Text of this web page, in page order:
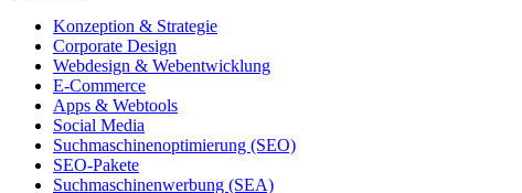
Konzeption & Strategie
Corporate Design
Webdesign & Webentwicklung
E-Commerce
Apps & Webtools
Social Media
Suchmaschinenoptimierung (SEO)
SEO-Pakete
Suchmaschinenwerbung (SEA)